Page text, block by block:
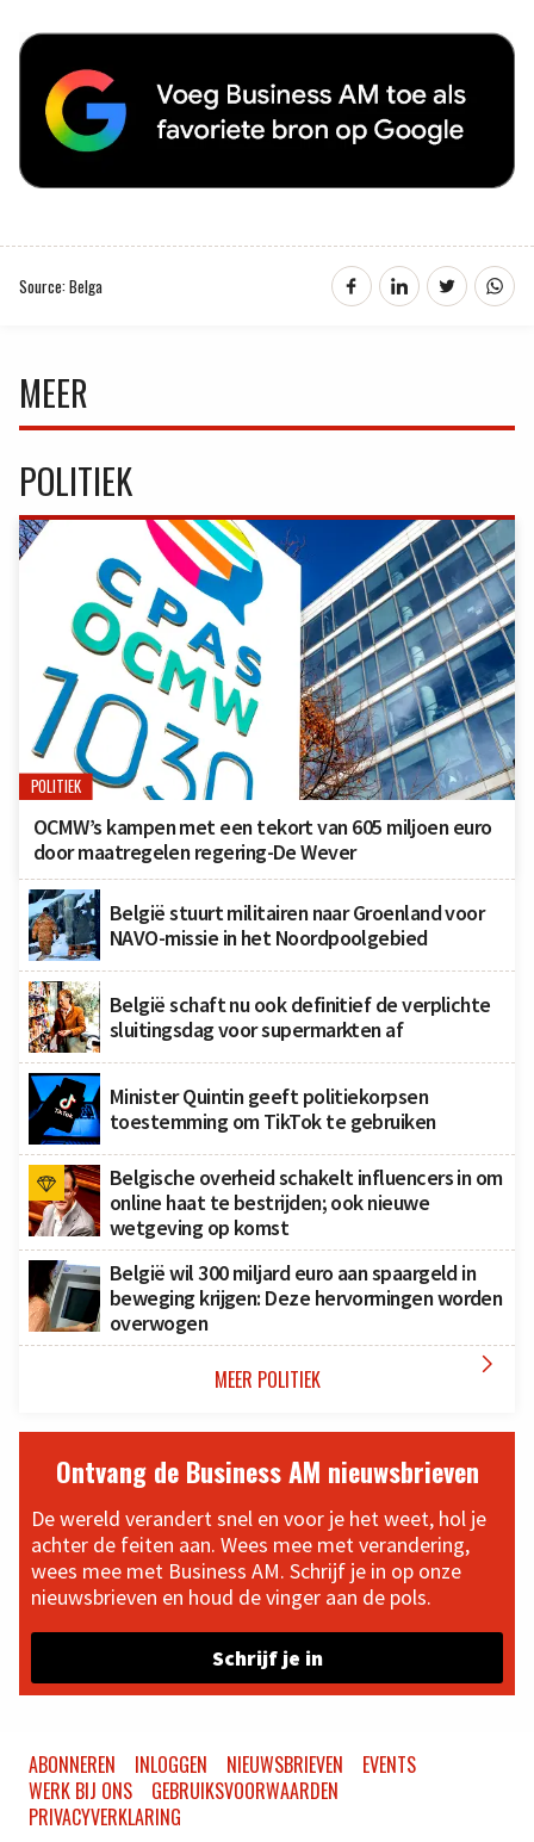
Source: Belga
MEER
POLITIEK
POLITIEK
OCMW’s kampen met een tekort van 605 miljoen euro
door maatregelen regering-De Wever
België stuurt militairen naar Groenland voor
NAVO-missie in het Noordpoolgebied
België schaft nu ook definitief de verplichte
sluitingsdag voor supermarkten af
Minister Quintin geeft politiekorpsen
toestemming om TikTok te gebruiken
Belgische overheid schakelt influencers in om
online haat te bestrijden; ook nieuwe
wetgeving op komst
België wil 300 miljard euro aan spaargeld in
beweging krijgen: Deze hervormingen worden
overwogen
MEER POLITIEK 
Ontvang de Business AM nieuwsbrieven
De wereld verandert snel en voor je het weet, hol je
achter de feiten aan. Wees mee met verandering,
wees mee met Business AM. Schrijf je in op onze
nieuwsbrieven en houd de vinger aan de pols.
Schrijf je in
ABONNEREN INLOGGEN NIEUWSBRIEVEN
EVENTS
WERK BIJ ONS
GEBRUIKSVOORWAARDEN
PRIVACYVERKLARING